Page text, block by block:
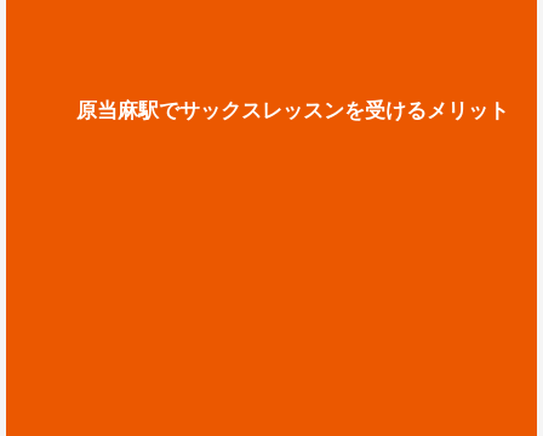
原当麻駅でサックスレッスンを受けるメリット